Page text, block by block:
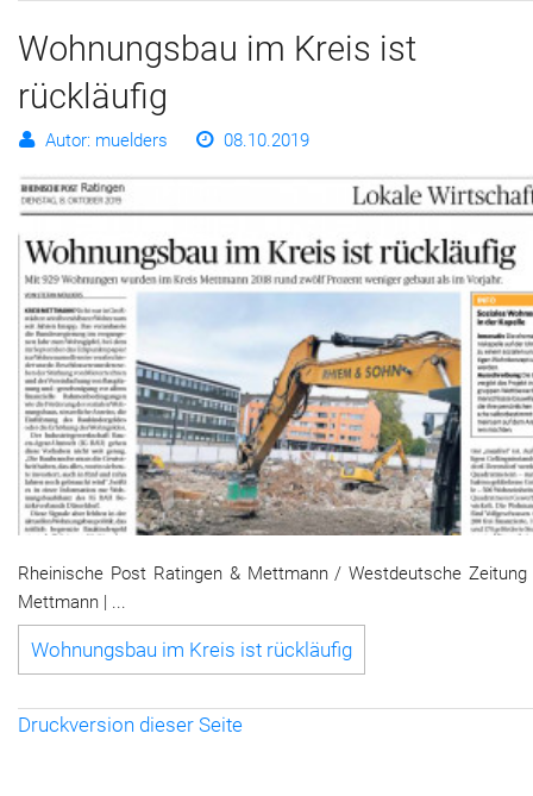
Wohnungsbau im Kreis ist
rückläufig
Autor: muelders 08.10.2019
Rheinische Post Ratingen & Mettmann / Westdeutsche Zeitung
Mettmann | ...
Wohnungsbau im Kreis ist rückläufig
Druckversion dieser Seite